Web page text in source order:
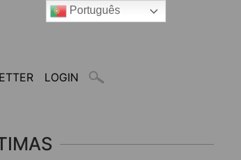
LOGIN
Português